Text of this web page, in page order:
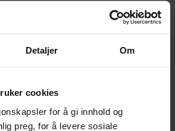
Detaljer Om
cookies
for å gi innhold og
preg, for å levere sosiale
Walt disney
Adaptasjon , Litterær
Media Tilknytning